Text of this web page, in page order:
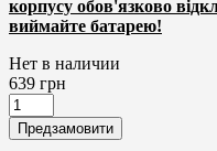
корпусу обов'язково
виймайте батарею!
Нет в наличии
639 грн
Предзамовити